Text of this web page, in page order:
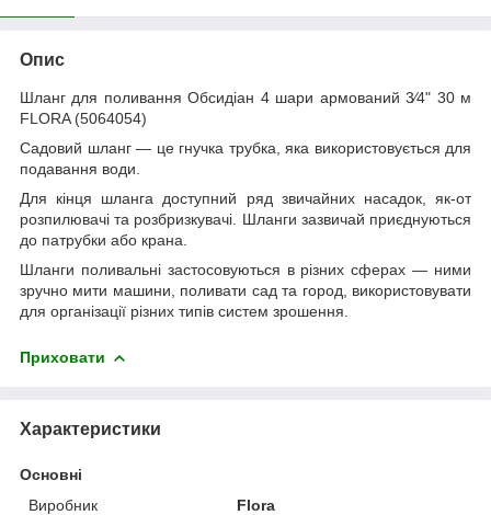
Опис
Шланг для поливання Обсидіан 4 шари армований 3⁄4" 30 м
FLORA (5064054)
Садовий шланг — це гнучка трубка, яка використовується для
подавання води.
Для кінця шланга доступний ряд звичайних насадок, як-от
розпилювачі та розбризкувачі. Шланги зазвичай приєднуються
до патрубки або крана.
Шланги поливальні застосовуються в різних сферах — ними
зручно мити машини, поливати сад та город, використовувати
для організації різних типів систем зрошення.
Приховати
Характеристики
Основні
Виробник
Flora